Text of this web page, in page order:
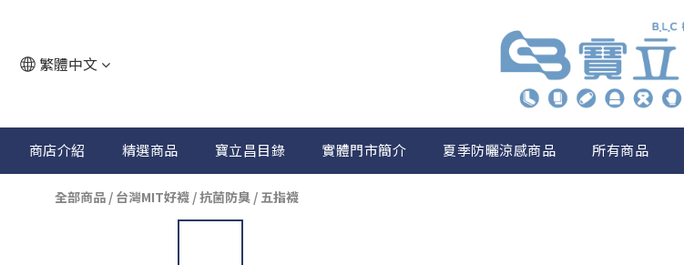
繁體中文
商店介紹 精選商品 寶立昌目錄 實體門市簡介 夏季防曬涼感商品 所有商品
全部商品 / 台灣MIT好襪 /抗菌防臭 / 五指襪